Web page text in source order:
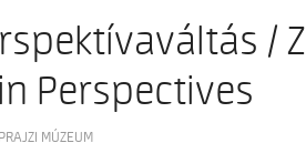
/
Perspectives
MÚZEUM